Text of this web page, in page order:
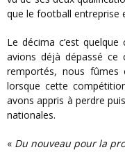
que le football entreprise
Le décima c’est quelque chose ! même si intrinsèquement nous
avions déjà dépassé ce
remportés, nous
lorsque cette
avons appris à perdre
nationales.
« Du nouveau pour la